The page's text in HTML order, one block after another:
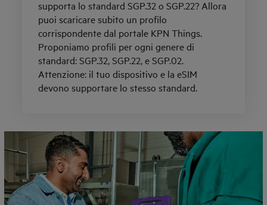
supporta lo standard SGP.32 o SGP.22? Allora
puoi scaricare subito un profilo
corrispondente dal portale KPN Things.
Proponiamo profili per ogni genere di
standard: SGP.32, SGP.22, e SGP.02.
Attenzione: il tuo dispositivo e la eSIM
devono supportare lo stesso standard.